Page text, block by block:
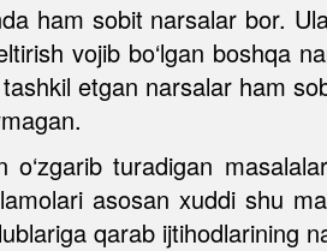
ham sobit narsalar bor.
vojib bo‘lgan boshqa
etgan narsalar ham
o‘zgarib turadigan
asosan xuddi shu
qarab ijtihodlarining